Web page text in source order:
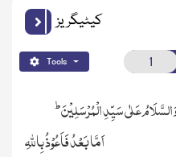
کیٹیگریز
Tools
عَلٰی سَیِّدِ الْمُرْسَلِیْنَط
اَمَّا بَعْدُ فَاَعُوْذُ بِاللّٰہِ